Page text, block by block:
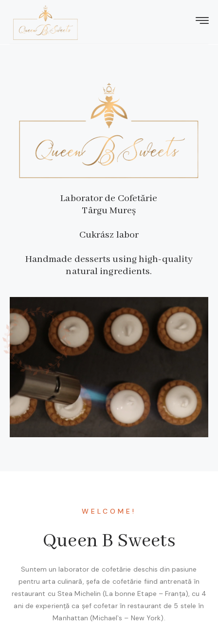
Laborator de Cofetărie
Târgu Mureș
Cukrász labor
Handmade desserts using high-quality
natural ingredients.
WELCOME!
Queen B Sweets
Suntem un laborator de cofetărie deschis din pasiune
pentru arta culinară, șefa de cofetărie fiind antrenată în
restaurant cu Stea Michelin (La bonne Etape – Franța), cu 4
ani de experiență ca șef cofetar în restaurant de 5 stele în
Manhattan (Michael`s – New York).